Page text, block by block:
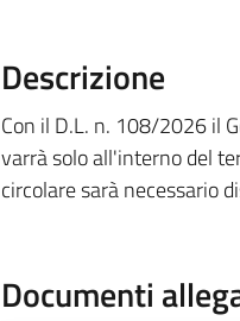
Descrizione
Con il D.L. n. 108/2026 il
varrà solo all'interno del
circolare sarà necessario
Documenti